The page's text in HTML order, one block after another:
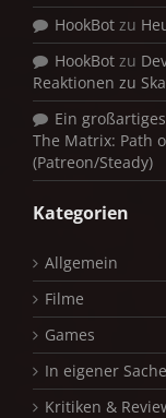
HookBot zu
HookBot zu
Reaktionen zu
Ein
The Matrix: Path
(Patreon/Steady)
Kategorien
Allgemein
Filme
Games
In eigener Sache
Kritiken &